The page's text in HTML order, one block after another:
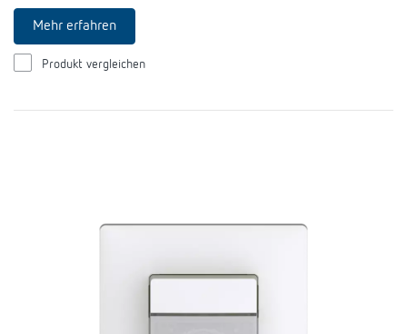
Mehr erfahren
Produkt vergleichen